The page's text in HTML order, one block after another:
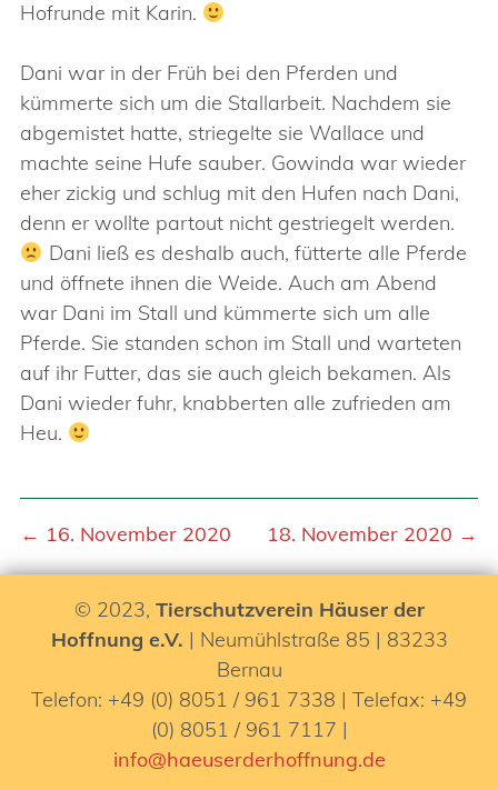
Hofrunde mit Karin.
Dani war in der Früh bei den Pferden und
kümmerte sich um die Stallarbeit. Nachdem sie
abgemistet hatte, striegelte sie Wallace und
machte seine Hufe sauber. Gowinda war wieder
eher zickig und schlug mit den Hufen nach Dani,
denn er wollte partout nicht gestriegelt werden.
Dani ließ es deshalb auch, fütterte alle Pferde
und öffnete ihnen die Weide. Auch am Abend
war Dani im Stall und kümmerte sich um alle
Pferde. Sie standen schon im Stall und warteten
auf ihr Futter, das sie auch gleich bekamen. Als
Dani wieder fuhr, knabberten alle zufrieden am
Heu.
← 16. November 2020 18. November 2020 →
© 2023, Tierschutzverein Häuser der
Hoffnung e.V. | Neumühlstraße 85 | 83233
Bernau
Telefon: +49 (0) 8051 / 961 7338 | Telefax: +49
(0) 8051 / 961 7117 |
info@haeuserderhoffnung.de